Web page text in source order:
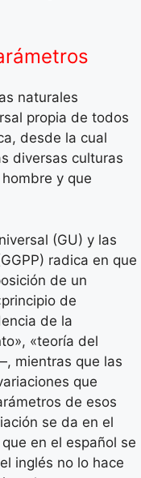
naturales
propia de todos
desde la cual
diversas culturas
y que
(GU) y las
radica en que
de un
de
de la
«teoría del
mientras que las
que
de esos
se da en el
en el español se
inglés no lo hace